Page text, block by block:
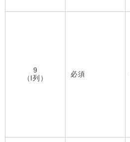
9
（I列）
必須